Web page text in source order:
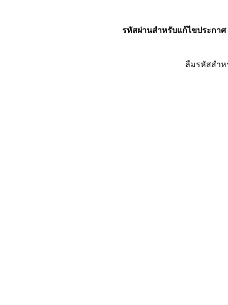
รหัสผ่านสำหรับแก้ไขประกาศ
ลืมรหัสสำ